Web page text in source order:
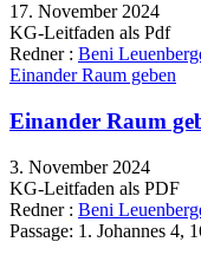
17. November 2024
KG-Leitfaden als Pdf
Redner : Beni
Einander Raum geben
Einander Raum
3. November 2024
KG-Leitfaden als PDF
Redner : Beni
Passage: 1. Johannes 4,